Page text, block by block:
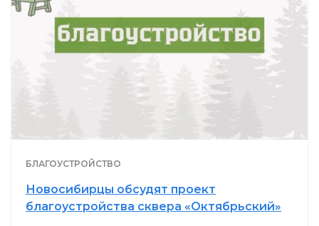
БЛАГОУСТРОЙСТВО
Новосибирцы обсудят проект
благоустройства сквера «Октябрьский»